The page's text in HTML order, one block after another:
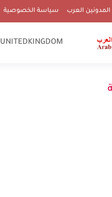
المدونين العرب سياسة الخصوصية
UNITEDKINGDOM